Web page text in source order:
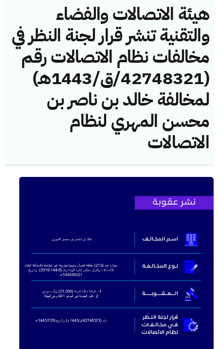
هيئة الاتصالات والفضاء
والتقنية تنشر قرار لجنة النظر في
مخالفات نظام الاتصالات رقم
(42748321/ق/1443هـ)
لمخالفة خالد بن ناصر بن
محسن المهري لنظام
الاتصالات